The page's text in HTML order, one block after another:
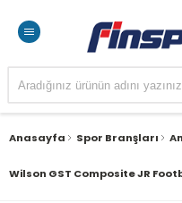
Anasayfa Spor Branşları
Wilson GST Composite JR